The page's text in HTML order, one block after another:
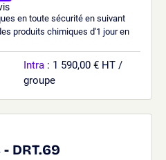
en toute sécurité en suivant
produits chimiques d'1 jour en
Intra : 1 590,00 € HT /
groupe
DRT.69